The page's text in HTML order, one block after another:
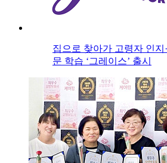
집으로 찾아가 고령자 인
문 학습 ‘그레이스’ 출시